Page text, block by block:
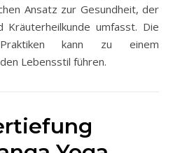
Ansatz zur Gesundheit, der
Kräuterheilkunde umfasst. Die
kann zu einem
Lebensstil führen.